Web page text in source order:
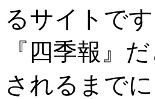
るサイトで
『四季報』
されるまで